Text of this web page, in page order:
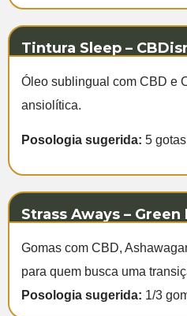
Tintura Sleep –
Óleo sublingual com CBD e
ansiolítica.
Posologia sugerida: 5
Strass Aways – Green
Gomas com CBD,
para quem busca uma
Posologia sugerida: 1/3